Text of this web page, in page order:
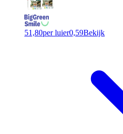
51,80per luier0,59Bekijk